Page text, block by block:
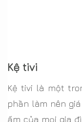
Kệ tivi
Kệ tivi là một
phần làm nên
ấm của mọi gia